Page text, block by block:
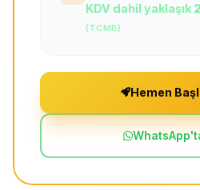
KDV dahil yaklaşık
(TCMB)
Hemen